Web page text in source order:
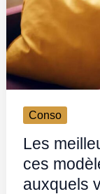
Conso
Les
ces
auxquels